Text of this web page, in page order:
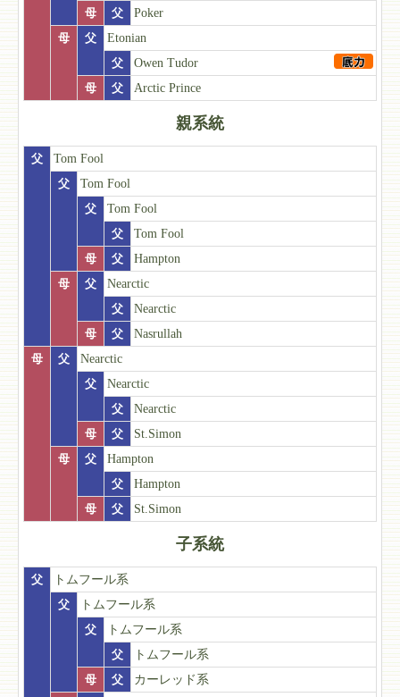
母
父
Poker
母
父
Etonian
父
Owen Tudor
母
父 Arctic Prince
親系統
父
Tom Fool
父
Tom Fool
父
Tom Fool
父
Tom Fool
母
父
Hampton
母
父
Nearctic
父
Nearctic
母
父
Nasrullah
母
父
Nearctic
父
Nearctic
父
Nearctic
母
父
St.Simon
母
父
Hampton
父
Hampton
母
父 St.Simon
子系統
父
トムフール系
父
トムフール系
父
トムフール系
父
トムフール系
母
父
カーレッド系